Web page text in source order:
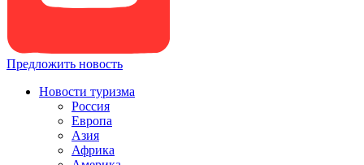
Предложить новость
Новости туризма
Россия
Европа
Азия
Африка